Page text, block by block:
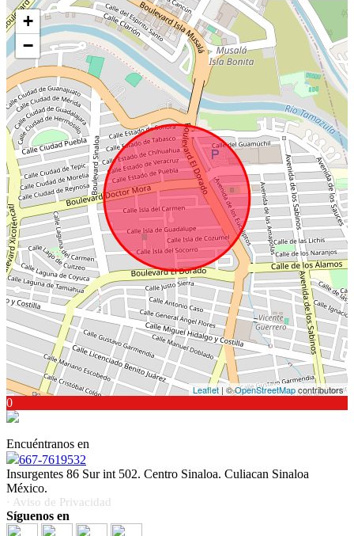
+
−
Leaflet | ©OpenStreetMapcontributors
0
Encuéntranos en
667-7619532
Insurgentes 86 Sur int 502. Centro Sinaloa. Culiacan Sinaloa
México.
· Aviso de Privacidad
Síguenos en